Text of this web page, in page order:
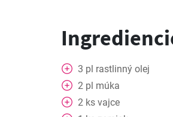
3 pl rastlinný olej
2 pl múka
2 ks vajce